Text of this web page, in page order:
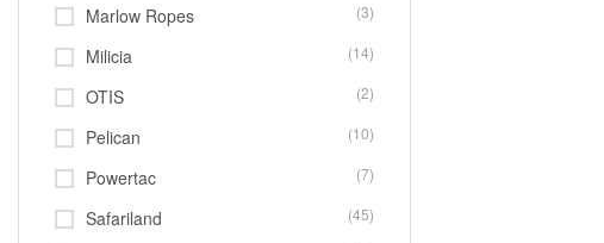
Marlow Ropes (3)
Milicia (14)
OTIS (2)
Pelican (10)
Powertac (7)
Safariland (45)